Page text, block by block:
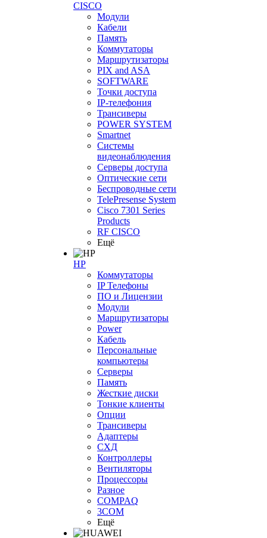
CISCO
Модули
Кабели
Память
Коммутаторы
Маршрутизаторы
PIX and ASA
SOFTWARE
Точки доступа
IP-телефония
Трансиверы
POWER SYSTEM
Smartnet
Системы
видеонаблюдения
Серверы доступа
Оптические сети
Беспроводные сети
TelePresense System
Cisco 7301 Series
Products
RF CISCO
Ещё
HP
Коммутаторы
IP Телефоны
ПО и Лицензии
Модули
Маршрутизаторы
Power
Кабель
Персональные
компьютеры
Серверы
Память
Жесткие диски
Тонкие клиенты
Опции
Трансиверы
Адаптеры
СХД
Контроллеры
Вентиляторы
Процессоры
Разное
COMPAQ
3COM
Ещё